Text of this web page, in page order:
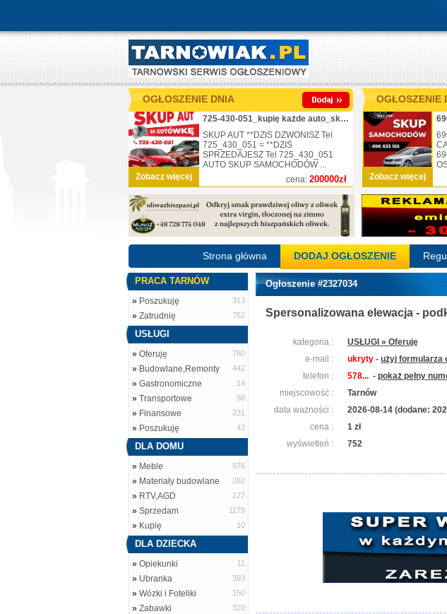
OGŁOSZENIE DNIA
Zobacz więcej cena: 200000zł
725-430-051_kupię każde auto_skup_nr.1
SKUP AUT **DZIŚ DZWONISZ Tel
725_430_051 = **DZIŚ
SPRZEDAJESZ Tel 725_430_051
AUTO SKUP SAMOCHODÓW ...
OGŁOSZENIE
Zobacz więcej
Strona główna DODAJ OGŁOSZENIE
PRACA TARNÓW
» Poszukuję 313
» Zatrudnię 752
USŁUGI
» Oferuję 780
» Budowlane,Remonty 442
» Gastronomiczne 14
» Transportowe 88
» Finansowe 231
» Poszukuję 43
DLA DOMU
» Meble 576
» Materiały budowlane 282
» RTV,AGD 127
» Sprzedam 1179
» Kupię 10
DLA DZIECKA
» Opiekunki 11
» Ubranka 393
» Wózki i Foteliki 150
» Zabawki 320
Ogłoszenie #2327034
Spersonalizowana elewacja -
kategoria :
USŁUGI » Oferuję
e-mail :
ukryty - użyj formularza
telefon :
578... - pokaż pełny
miejscowość :
Tarnów
data ważności :
2026-08-14 (dodane:
cena :
1 zł
wyświetleń :
752